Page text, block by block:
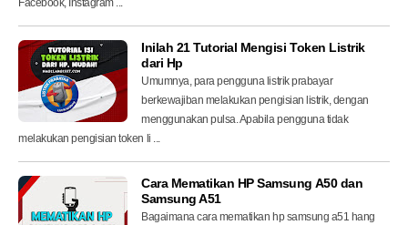
Facebook, Instagram ...
Inilah 21 Tutorial Mengisi Token Listrik
dari Hp
Umumnya, para pengguna listrik prabayar
berkewajiban melakukan pengisian listrik, dengan
menggunakan pulsa. Apabila pengguna tidak
melakukan pengisian token li ...
Cara Mematikan HP Samsung A50 dan
Samsung A51
Bagaimana cara mematikan hp samsung a51 hang